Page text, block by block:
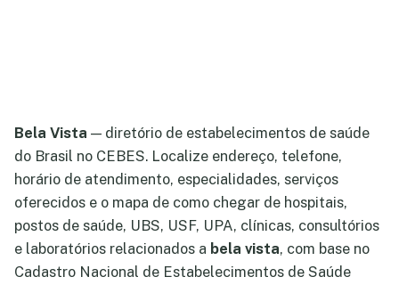
Bela Vista — diretório de estabelecimentos de saúde
do Brasil no CEBES. Localize endereço, telefone,
horário de atendimento, especialidades, serviços
oferecidos e o mapa de como chegar de hospitais,
postos de saúde, UBS, USF, UPA, clínicas, consultórios
e laboratórios relacionados a bela vista, com base no
Cadastro Nacional de Estabelecimentos de Saúde